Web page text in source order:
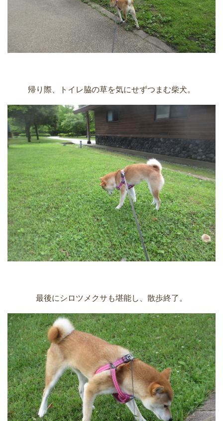
帰り際、トイレ脇の草を気にせずつまむ柴犬。
最後にシロツメクサも堪能し、散歩終了。